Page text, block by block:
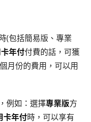
(包括簡易版、專業
年付付費的話，可獲
月份的費用，可以用
例如：選擇專業版方
卡年付時，可以享有